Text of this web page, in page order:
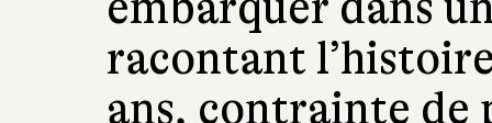
racontant
ans, contrainte de